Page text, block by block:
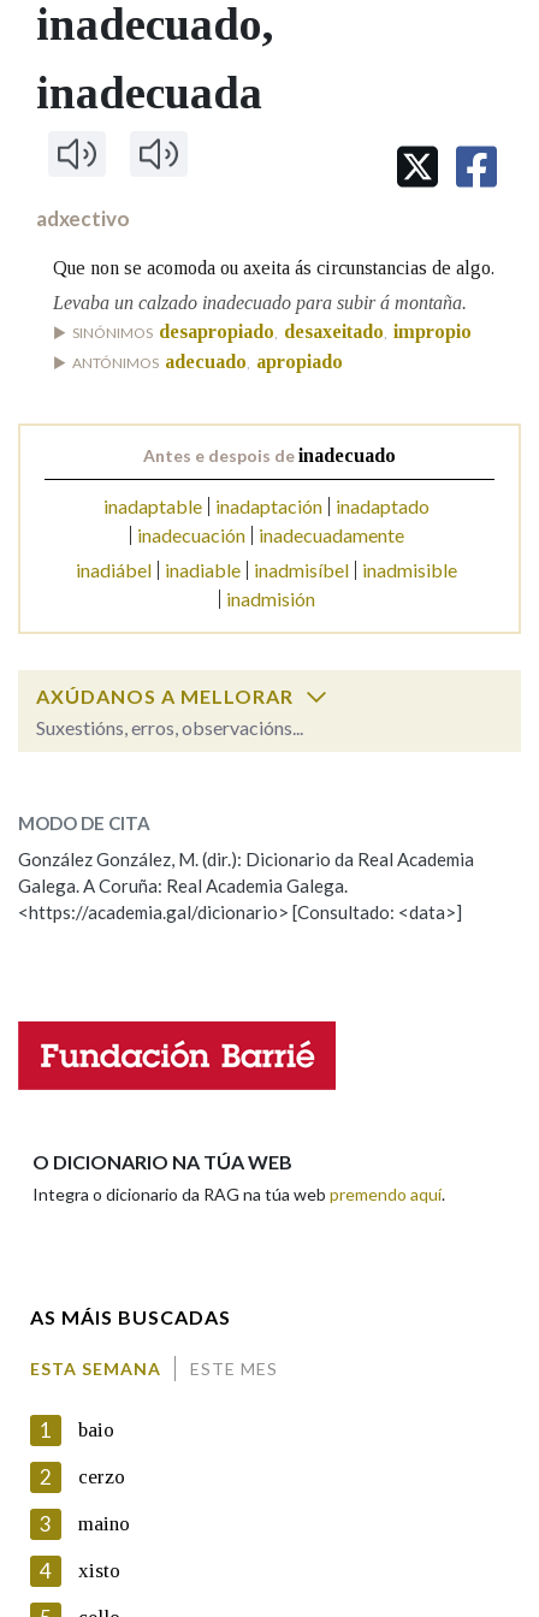
MARCIAL DEL ADALID
BAZÁN
FIGURAS HOMENAXEADAS
60 ANOS DLG
PRIMAVERA DAS LETRAS
PORTAL DAS PALABRAS
Facebook
TwitterYoutubeInstagram
Bluesky
BUSCAR NOS LEMAS
Comeza por
Remata por
Contén
BUSCAR NO CONTIDO
Nas definicións
Nos exemplos
Pertence a
inadecuado,
inadecuada
adxectivo
Que non se acomoda ou axeita ás circunstancias de algo.
Levaba un calzado inadecuado para subir á montaña.
SINÓNIMOS desapropiado desaxeitado impropio
ANTÓNIMOS adecuado apropiado
Antes e despois deinadecuado
inadaptable inadaptación
inadaptado
inadecuación
inadecuadamente
inadiábel
inadiable inadmisíbel
inadmisible
inadmisión
AXÚDANOS A MELLORAR
Suxestións, erros, observacións...
ESCOLLE UNHA OPCIÓN:
Observación Hai un erro na palabra
Propoño mellorar a definición
Nome
En cumprimento da normativa vixente en materia de
Protección de Datos de Carácter Persoal, a Real Academia
Galega informa a aqueles usuarios que faciliten o seu correo
electrónico, así como calquera outra información de carácter
MODO DE CITA
González González, M. (dir.): Dicionario da Real Academia
Galega. A Coruña: Real Academia Galega.
<https://academia.gal/dicionario> [Consultado: <data>]
O DICIONARIO NA TÚA WEB
Integra o dicionario da RAG na túa web premendo aquí.
AS MÁIS BUSCADAS
ESTA SEMANA ESTE MES
1 baio
2 cerzo
3 maino
4 xisto